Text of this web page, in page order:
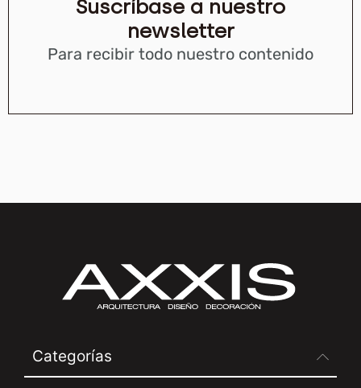
Suscríbase a nuestro
newsletter
Para recibir todo nuestro contenido
Categorías